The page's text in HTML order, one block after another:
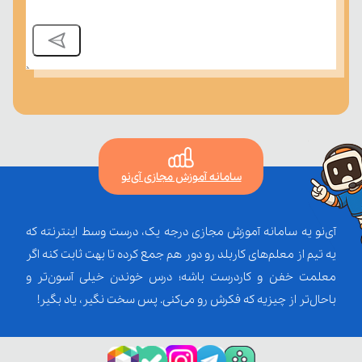
سامانه آموزش مجازی آی‌نو
آی‌نو یه سامانه آموزش مجازی درجه یک، درست وسط اینترنته که
یه تیم از معلم‌‌های کاربلد رو دور هم جمع کرده تا بهت ثابت کنه اگر
معلمت خفن و کاردرست باشه؛ درس خوندن خیلی آسون‌تر و
باحال‌تر از چیزیه که فکرش رو می‌کنی. پس سخت نگیر، یاد بگیر!